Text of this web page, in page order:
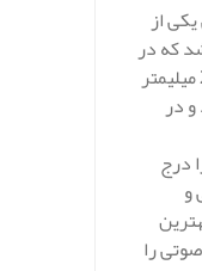
از
که در
ضخامت های 19 میلیمتر و 25 میلیمتر
در
درج
و
را